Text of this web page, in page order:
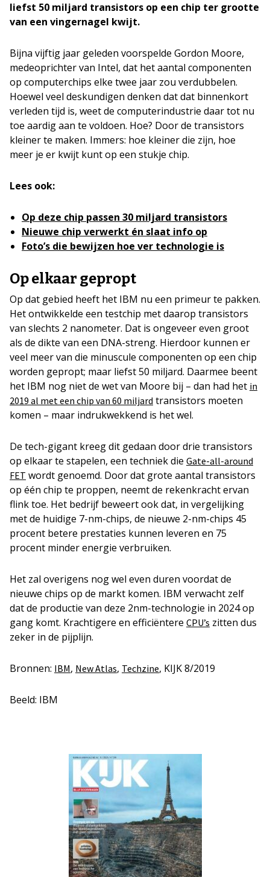
liefst 50 miljard transistors op een chip ter grootte
van een vingernagel kwijt.
Bijna vijftig jaar geleden voorspelde Gordon Moore,
medeoprichter van Intel, dat het aantal componenten
op computerchips elke twee jaar zou verdubbelen.
Hoewel veel deskundigen denken dat dat binnenkort
verleden tijd is, weet de computerindustrie daar tot nu
toe aardig aan te voldoen. Hoe? Door de transistors
kleiner te maken. Immers: hoe kleiner die zijn, hoe
meer je er kwijt kunt op een stukje chip.
Lees ook:
Op deze chip passen 30 miljard transistors
Nieuwe chip verwerkt én slaat info op
Foto’s die bewijzen hoe ver technologie is
Op elkaar gepropt
Op dat gebied heeft het IBM nu een primeur te pakken.
Het ontwikkelde een testchip met daarop transistors
van slechts 2 nanometer. Dat is ongeveer even groot
als de dikte van een DNA-streng. Hierdoor kunnen er
veel meer van die minuscule componenten op een chip
worden gepropt; maar liefst 50 miljard. Daarmee beent
het IBM nog niet de wet van Moore bij – dan had het in
2019 al met een chip van 60 miljard transistors moeten
komen – maar indrukwekkend is het wel.
De tech-gigant kreeg dit gedaan door drie transistors
op elkaar te stapelen, een techniek die Gate-all-around
FET wordt genoemd. Door dat grote aantal transistors
op één chip te proppen, neemt de rekenkracht ervan
flink toe. Het bedrijf beweert ook dat, in vergelijking
met de huidige 7-nm-chips, de nieuwe 2-nm-chips 45
procent betere prestaties kunnen leveren en 75
procent minder energie verbruiken.
Het zal overigens nog wel even duren voordat de
nieuwe chips op de markt komen. IBM verwacht zelf
dat de productie van deze 2nm-technologie in 2024 op
gang komt. Krachtigere en efficiëntere CPU’s zitten dus
zeker in de pijplijn.
Bronnen: IBM, New Atlas, Techzine, KIJK 8/2019
Beeld: IBM